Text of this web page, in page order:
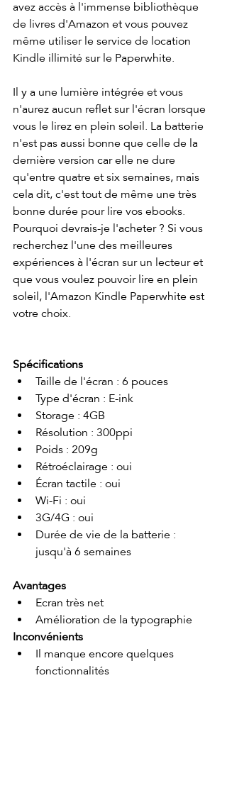
avez accès à l'immense bibliothèque
de livres d'Amazon et vous pouvez
même utiliser le service de location
Kindle illimité sur le Paperwhite.
Il y a une lumière intégrée et vous
n'aurez aucun reflet sur l'écran lorsque
vous le lirez en plein soleil. La batterie
n'est pas aussi bonne que celle de la
dernière version car elle ne dure
qu'entre quatre et six semaines, mais
cela dit, c'est tout de même une très
bonne durée pour lire vos ebooks.
Pourquoi devrais-je l'acheter ? Si vous
recherchez l'une des meilleures
expériences à l'écran sur un lecteur et
que vous voulez pouvoir lire en plein
soleil, l'Amazon Kindle Paperwhite est
votre choix.
Spécifications
Taille de l'écran : 6 pouces
Type d'écran : E-ink
Storage : 4GB
Résolution : 300ppi
Poids : 209g
Rétroéclairage : oui
Écran tactile : oui
Wi-Fi : oui
3G/4G : oui
Durée de vie de la batterie :
jusqu'à 6 semaines
Avantages
Ecran très net
Amélioration de la typographie
Inconvénients
Il manque encore quelques
fonctionnalités